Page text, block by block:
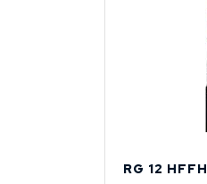
RG 12 HFFH